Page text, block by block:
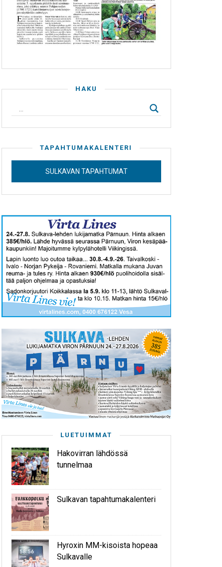
HAKU
TAPAHTUMAKALENTERI
SULKAVAN TAPAHTUMAT
LUETUIMMAT
Hakovirran lähdössä
tunnelmaa
Sulkavan tapahtumakalenteri
Hyroxin MM-kisoista hopeaa
Sulkavalle